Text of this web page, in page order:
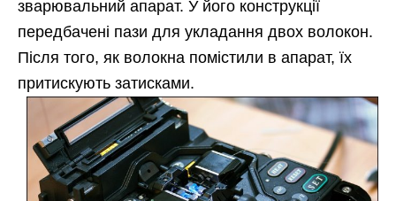
зварювальний апарат. У його конструкції
передбачені пази для укладання двох волокон.
Після того, як волокна помістили в апарат, їх
притискують затисками.